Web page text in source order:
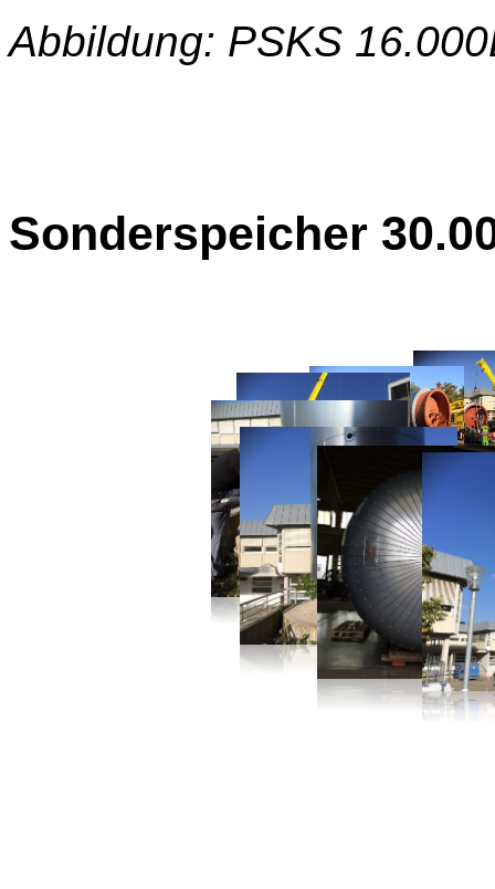
Abbildung: PSKS
Sonderspeicher